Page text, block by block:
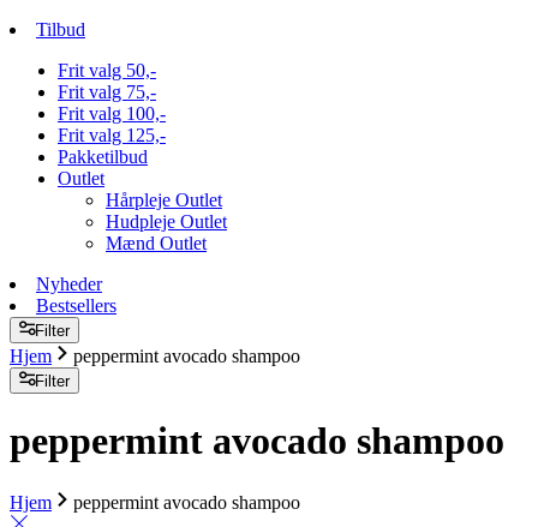
Tilbud
Frit valg 50,-
Frit valg 75,-
Frit valg 100,-
Frit valg 125,-
Pakketilbud
Outlet
Hårpleje Outlet
Hudpleje Outlet
Mænd Outlet
Nyheder
Bestsellers
Filter
Hjem peppermint avocado shampoo
Filter
peppermint avocado shampoo
Hjem peppermint avocado shampoo